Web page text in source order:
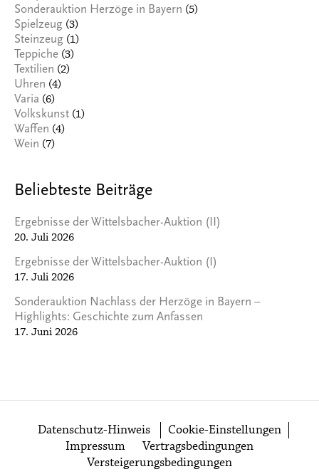
Sonderauktion Herzöge in Bayern (5)
Spielzeug (3)
Steinzeug (1)
Teppiche (3)
Textilien (2)
Uhren (4)
Varia (6)
Volkskunst (1)
Waffen (4)
Wein (7)
Beliebteste Beiträge
Ergebnisse der Wittelsbacher-Auktion (II)
20. Juli 2026
Ergebnisse der Wittelsbacher-Auktion (I)
17. Juli 2026
Sonderauktion Nachlass der Herzöge in Bayern –
Highlights: Geschichte zum Anfassen
17. Juni 2026
Datenschutz-Hinweis
Cookie-Einstellungen
Impressum
Vertragsbedingungen
Versteigerungsbedingungen